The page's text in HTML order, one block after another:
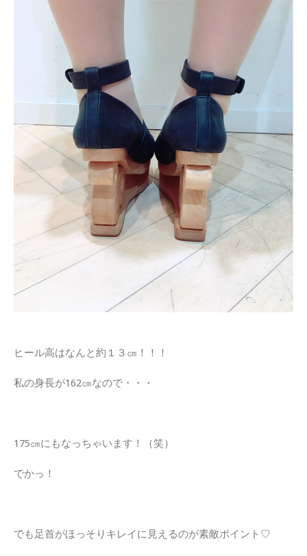
ヒール高はなんと約１３㎝！！！
私の身長が162㎝なので・・・
175㎝にもなっちゃいます！（笑）
でかっ！
でも足首がほっそりキレイに見えるのが素敵ポイント♡